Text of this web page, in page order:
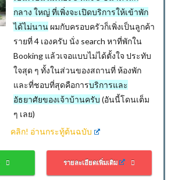
กลาง ใหญ่ ที่เพิ่งจะเปิดบริการให้เข้าพัก
ได้ไม่นานผมกับครอบครัวก็เพิ่งเป็นลูกค้า
รายที่ 4 เองครับ นั่ง search หาที่พักใน
Booking แล้วเจอแบบไม่ได้ตั้งใจ ประทับ
ใจสุด ๆ ทั้งในส่วนของสถานที่ ห้องพัก
และที่ชอบที่สุดคือการบริการและ
อัธยาศัยของเจ้าบ้านครับ (อันนี้โดนเต็ม
ๆ เลย)
คลิก! อ่านกระทู้ต้นฉบับ
รายละเอียดเพิ่มเติม